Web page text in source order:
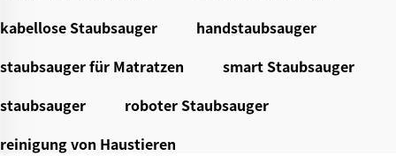
kabellose Staubsauger
handstaubsauger
staubsauger für Matratzen
smart Staubsauger
staubsauger
roboter Staubsauger
reinigung von Haustieren